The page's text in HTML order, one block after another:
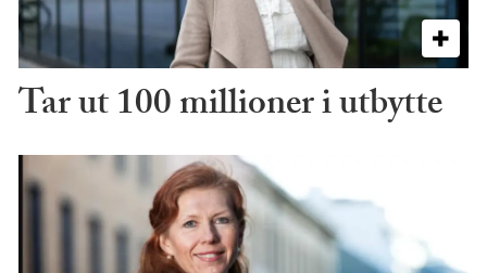
Tar ut 100 millioner i utbytte